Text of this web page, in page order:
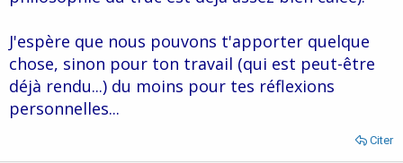
J'espère que nous pouvons t'apporter quelque
chose, sinon pour ton travail (qui est peut-être
déjà rendu...) du moins pour tes réflexions
personnelles...
Citer